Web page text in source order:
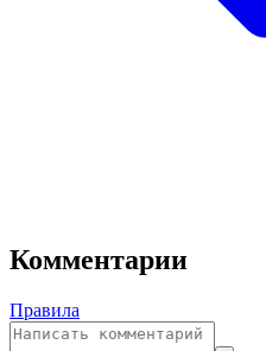
Комментарии
Правила